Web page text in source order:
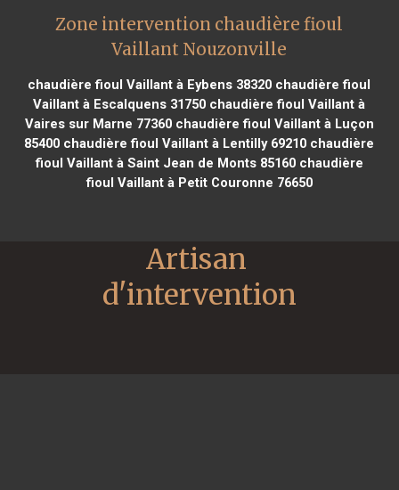
Zone intervention chaudière fioul
Vaillant Nouzonville
chaudière fioul Vaillant à Eybens 38320 chaudière fioul
Vaillant à Escalquens 31750 chaudière fioul Vaillant à
Vaires sur Marne 77360chaudière fioul Vaillant à Luçon
85400 chaudière fioul Vaillant à Lentilly 69210 chaudière
fioul Vaillant à Saint Jean de Monts 85160chaudière
fioul Vaillant à Petit Couronne 76650
Artisan
d'intervention